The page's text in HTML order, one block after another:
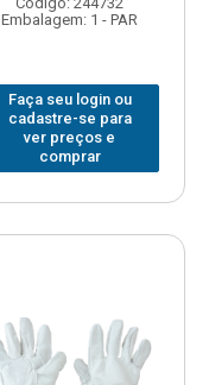
Embalagem: 1 - PAR
Faça seu login ou
cadastre-se para
ver preços e
comprar